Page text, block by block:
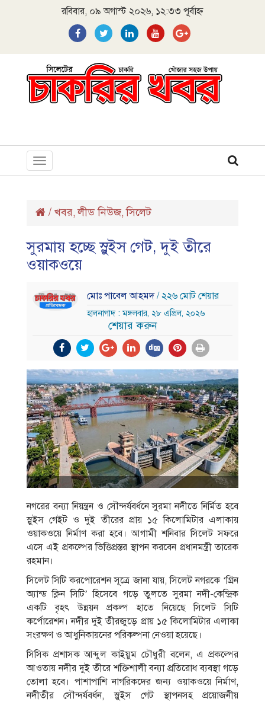
রবিবার, ০৯ অগাস্ট ২০২৬, ১২:৩৩ পূর্বাহ্ন
Toggle
navigation
/ খবর,লীড নিউজ,সিলেট
সুরমায় হচ্ছে স্লুইস গেট, দুই তীরে
ওয়াকওয়ে
মোঃ পাবেল আহমদ/ ২২৬ মোট শেয়ার
হালনাগাদ : মঙ্গলবার, ২৮ এপ্রিল, ২০২৬
শেয়ার করুন
নগরের বন্যা নিয়ন্ত্রন ও সৌন্দর্যবর্ধনে সুরমা নদীতে নির্মিত হবে
স্লুইস গেইট ও দুই তীরের প্রায় ১৫ কিলোমিটার এলাকায়
ওয়াকওয়ে নির্মাণ করা হবে। আগামী শনিবার সিলেট সফরে
এসে এই প্রকল্পের ভিত্তিপ্রস্তর স্থাপন করবেন প্রধানমন্ত্রী তারেক
রহমান।
সিলেট সিটি করপোরেশন সূত্রে জানা যায়, সিলেট নগরকে ‘গ্রিন
অ্যান্ড ক্লিন সিটি’ হিসেবে গড়ে তুলতে সুরমা নদী-কেন্দ্রিক
একটি বৃহৎ উন্নয়ন প্রকল্প হাতে নিয়েছে সিলেট সিটি
কর্পোরেশন। নদীর দুই তীরজুড়ে প্রায় ১৫ কিলোমিটার এলাকা
সংরক্ষণ ও আধুনিকায়নের পরিকল্পনা নেওয়া হয়েছে।
সিসিক প্রশাসক আব্দুল কাইয়ুম চৌধুরী বলেন, এ প্রকল্পের
আওতায় নদীর দুই তীরে শক্তিশালী বন্যা প্রতিরোধ ব্যবস্থা গড়ে
তোলা হবে। পাশাপাশি নাগরিকদের জন্য ওয়াকওয়ে নির্মাণ,
নদীতীর সৌন্দর্যবর্ধন, স্লুইস গেট স্থাপনসহ প্রয়োজনীয়